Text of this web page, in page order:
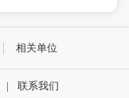
相关单位
| 联系我们